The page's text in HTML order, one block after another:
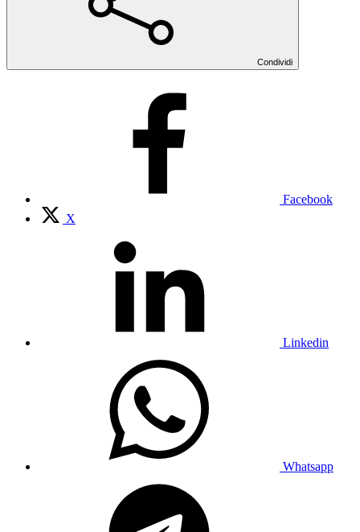
Condividi
Facebook
X
Linkedin
Whatsapp